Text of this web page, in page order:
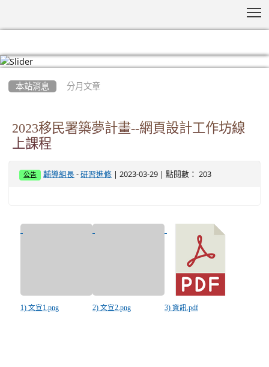
本站消息 分月文章
2023移民署築夢計畫--網頁設計工作坊線
上課程
公告 輔導組長 -研習進修 | 2023-03-29 | 點閱數： 203
1) 文宣1.png 2) 文宣2.png 3) 資訊.pdf